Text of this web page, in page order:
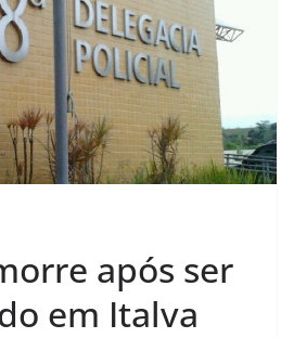
após ser
em Italva